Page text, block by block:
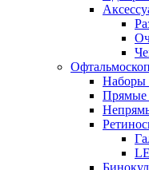
Наборы
Прямые